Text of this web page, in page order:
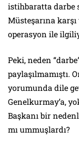
istihbaratta darbe
Müsteşarına
operasyon ile
Peki, neden
paylaşılmamıştı.
yorumunda dile
Genelkurmay’a,
Başkanı bir
mı ummuşlardı?